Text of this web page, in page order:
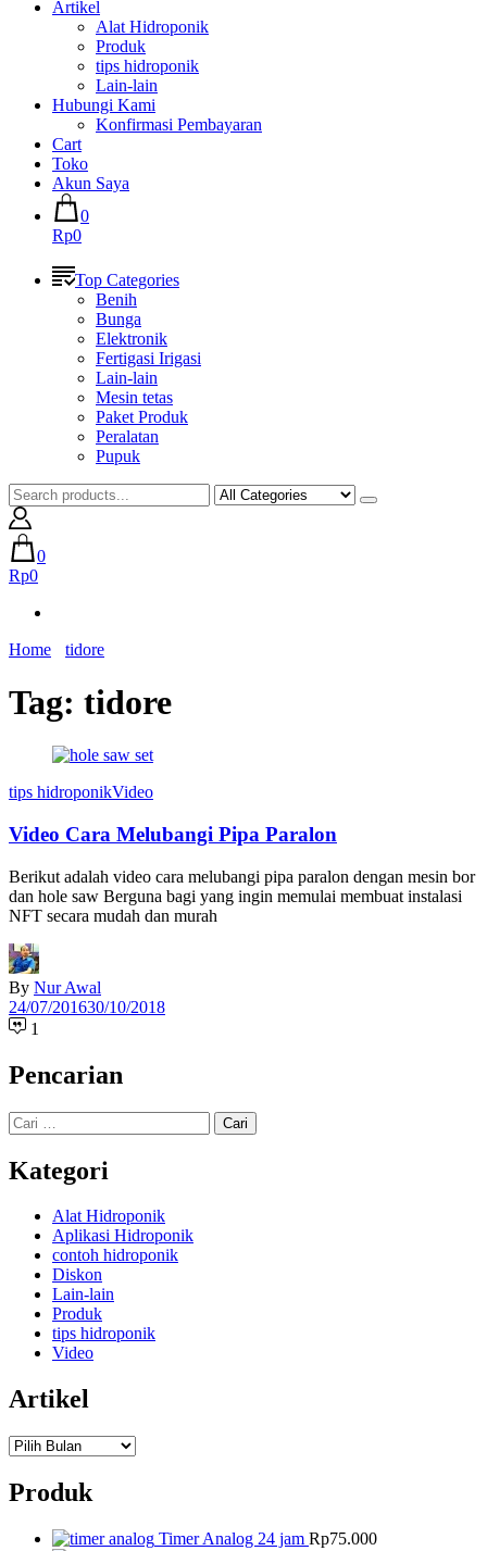
Artikel
Alat Hidroponik
Produk
tips hidroponik
Lain-lain
Hubungi Kami
Konfirmasi Pembayaran
Cart
Toko
Akun Saya
0
Rp0
Top Categories
Benih
Bunga
Elektronik
Fertigasi Irigasi
Lain-lain
Mesin tetas
Paket Produk
Peralatan
Pupuk
0
Rp0
Home tidore
Tag: tidore
tips hidroponikVideo
Video Cara Melubangi Pipa Paralon
Berikut adalah video cara melubangi pipa paralon dengan mesin bor
dan hole saw Berguna bagi yang ingin memulai membuat instalasi
NFT secara mudah dan murah
By Nur Awal
24/07/201630/10/2018
1
Pencarian
Cari
untuk:
Kategori
Alat Hidroponik
Aplikasi Hidroponik
contoh hidroponik
Diskon
Lain-lain
Produk
tips hidroponik
Video
Artikel
Artikel
Produk
Timer Analog 24 jam Rp75.000